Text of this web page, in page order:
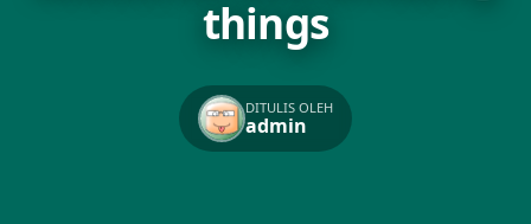
things
DITULIS OLEH
admin